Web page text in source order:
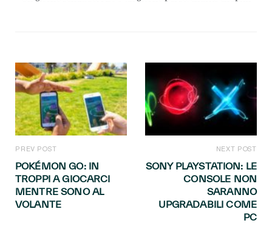
PREV POST
POKÉMON GO: IN
TROPPI A GIOCARCI
MENTRE SONO AL
VOLANTE
NEXT POST
SONY PLAYSTATION: LE
CONSOLE NON
SARANNO
UPGRADABILI COME
PC